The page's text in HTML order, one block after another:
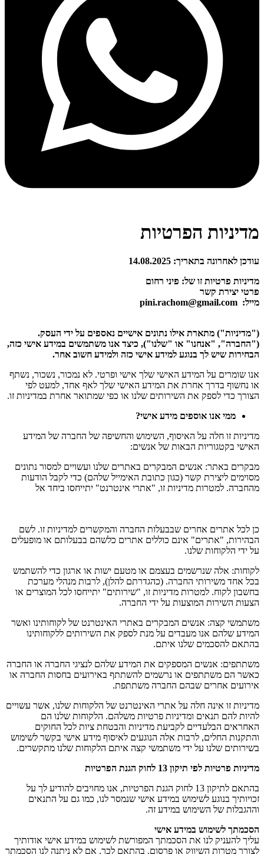
מדיניות הפרטיות
עודכן לאחרונה בתאריך: 14.08.2025
מדיניות פרטיות זו של: פיני רחום
פרטי יצירת קשר
מייל: pini.rachom@gmail.com
("מדיניות") מתארת אילו נתונים אישיים נאספים על ידי העסק.
("החברה", "אנחנו" או "שלנו"), כיצד אנו משתמשים במידע אישי כזה,
הבחירות שיש לך בנוגע למידע אישי כזה ולמידע חשוב אחר.
אנו שומרים על המידע האישי שלך אישי ופרטי. לא נמכור, נשכור, נשתף
או נחשוף בדרך אחרת את המידע האישי שלך לאף אחד, למעט לפי
הצורך כדי לספק את השירותים שלנו או כפי שמתואר אחרת במדיניות זו.
ממי אנו אוספים מידע אישי?
מדיניות זו חלה על האיסוף, השימוש והחשיפה של החברה של המידע
האישי בקטגוריות הבאות של אנשים:
מבקרים באתר: אנשים המבקרים באתרים שלנו ועשויים למסור נתונים
מסוימים ליצירת קשר (כגון כתובת האימייל שלהם) כדי לקבל הודעות
מהחברה. למטרות מדיניות זו, "אתרי אינטרנט" יתייחסו ביחד אל
כן לכל אתרים אחרים שבבעלות החברה והמקשרים למדיניות זו. לשם
הבהירות, "אתרים" אינם כוללים אתרים כלשהם בבעלותם או מופעלים
על ידי הלקוחות שלנו.
לקוחות: אלה שנרשמים בעצמם או מטעם ישות או ארגון כדי להשתמש
בכל אחד משירותי החברה. (כהגדרתם להלן), לרבות מנהלי מערכת
בחשבון לקוח. למטרות מדיניות זו, "שירותים" יתייחסו לכל המוצרים או
הצעות השירות המוצעות על ידי החברה.
משתמשי קצה: אנשים המבקרים באתרי האינטרנט של לקוחותינו ואשר
המידע שלהם אנו מעבדים על מנת לספק את השירותים ללקוחותינו
בהתאם להסכמים שלנו איתם.
משתתפים: אנשים המספקים את המידע שלהם לנציגי החברה או החברה
כאשר הם משתתפים או נרשמים להשתתף באירועים בחסות החברה או
אירועים אחרים שבהם החברה משתתפת.
מדיניות זו אינה חלה על אתרי האינטרנט של הלקוחות שלנו, אשר עשויים
להיות להם תנאים ומדיניות פרטיות משלהם. הלקוחות שלנו הם
האחראים הבלעדיים לקביעת מדיניות והבטחת ציות לכל החוקים
והתקנות החלים, לרבות אלה הנוגעים לאיסוף מידע אישי בקשר לשימוש
בשירותים שלנו על ידי משתמשי קצה איתם הלקוחות שלנו מתקשרים.
מדיניות פרטיות לפי תיקון 13 לחוק הגנת הפרטיות
בהתאם לתיקון 13 לחוק הגנת הפרטיות, אנו מחויבים להודיע לך על
זכויותיך בנוגע לשימוש במידע אישי שנמסר לנו, כמו גם על התנאים
וההגבלות של השימוש במידע זה.
הסכמתך לשימוש במידע אישי
עליך להעניק לנו את הסכמתך המפורשת לשימוש במידע אישי אודותיך
לצורך מטרות השיווק או פרסום. בהתאם לכך, אם לא ניתנה לנו הסכמתך